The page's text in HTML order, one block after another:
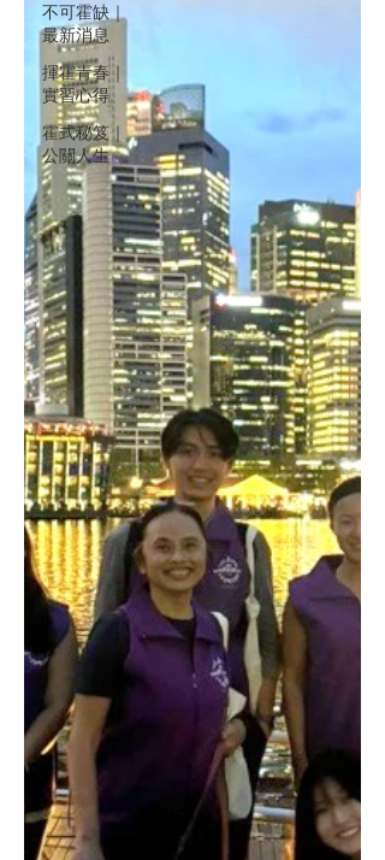
不可霍缺｜
最新消息
揮霍青春｜
實習心得
霍式秘笈｜
公關人生